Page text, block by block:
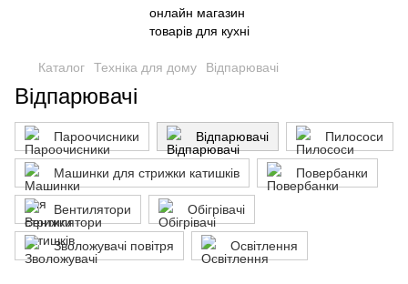
Каталог Техніка для дому Відпарювачі
Відпарювачі
Пароочисники Відпарювачі Пилососи
Машинки для стрижки катишків Повербанки
Вентилятори Обігрівачі
Зволожувачі повітря Освітлення